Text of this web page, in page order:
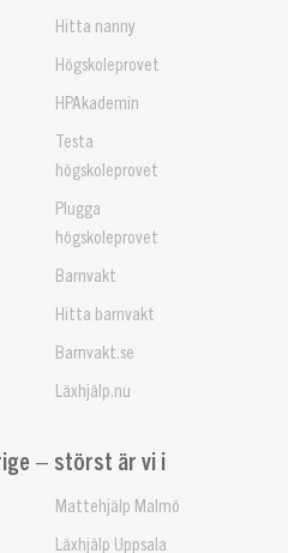
Hitta nanny
Högskoleprovet
HPAkademin
Testa
högskoleprovet
Plugga
högskoleprovet
Barnvakt
Hitta barnvakt
Barnvakt.se
Läxhjälp.nu
– störst är vi i
Mattehjälp Malmö
Läxhjälp Uppsala